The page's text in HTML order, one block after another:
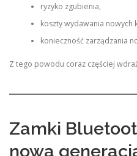
ryzyko zgubienia,
koszty wydawania nowych
konieczność zarządzania
Z tego powodu coraz częściej
Zamki
nowa